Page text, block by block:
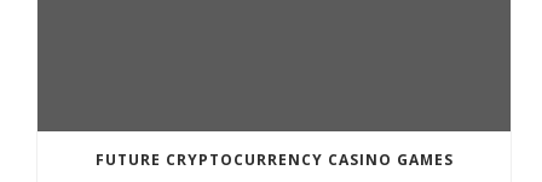
FUTURE CRYPTOCURRENCY CASINO GAMES